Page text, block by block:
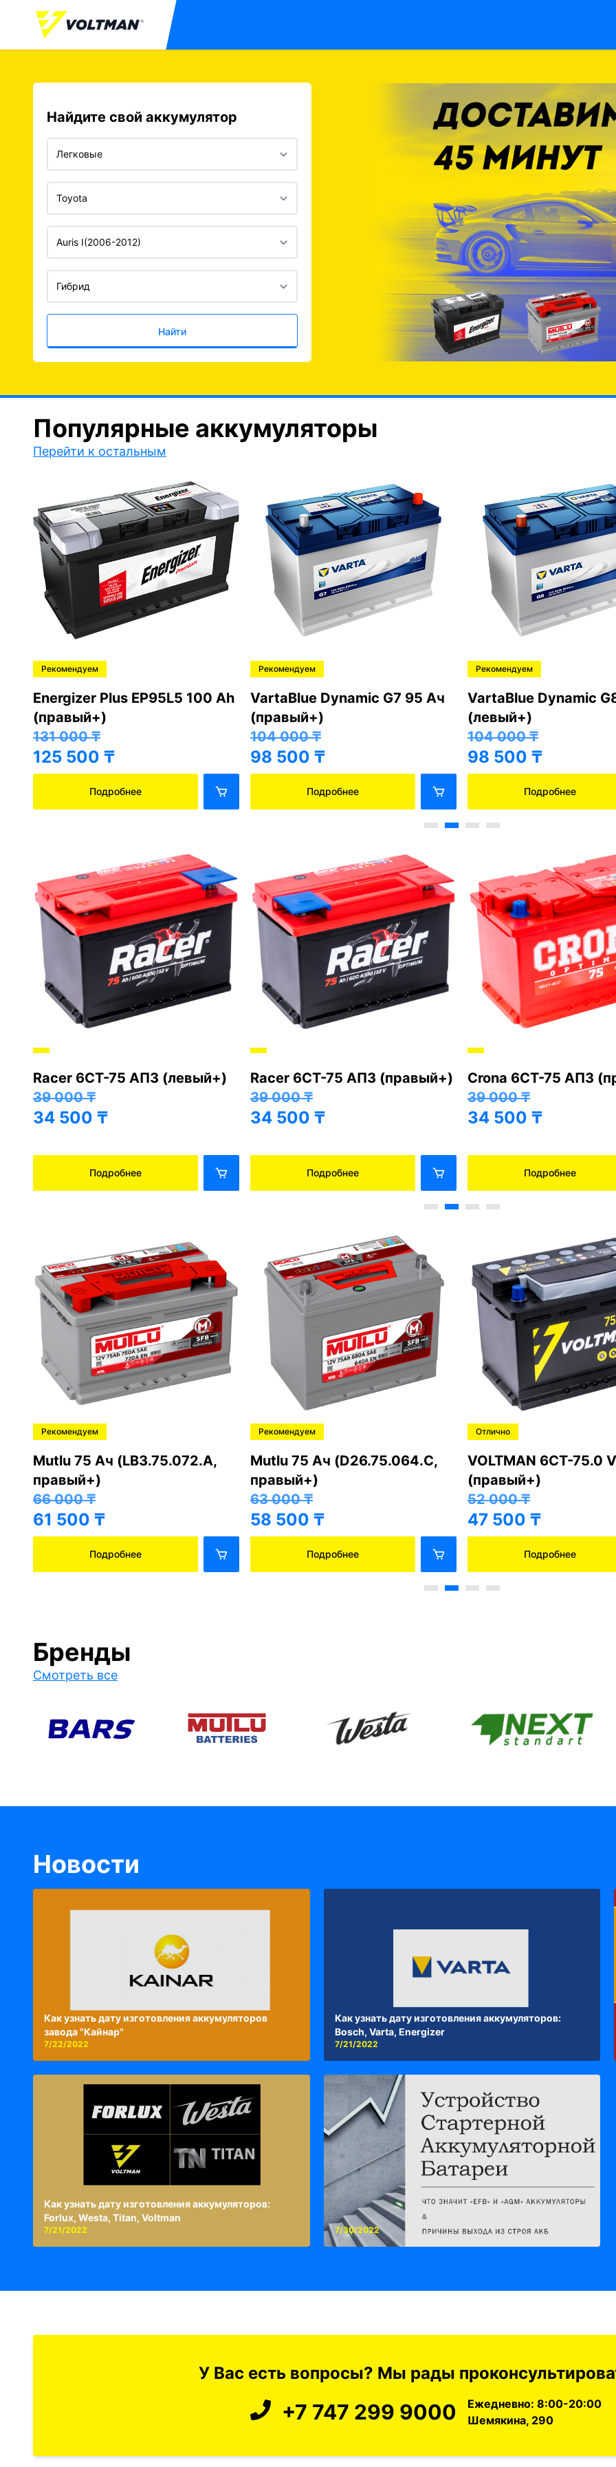
Найдите свой аккумулятор
Найти
Популярные аккумуляторы
Перейти к остальным
Рекомендуем
Energizer Plus EP95L5 100 Ah
(правый+)
131 000₸
125 500 ₸
Подробнее
Рекомендуем
VartaBlue Dynamic G7 95 Ач
(правый+)
104 000₸
98 500 ₸
Подробнее
Рекомендуем
VartaBlue Dynamic
(левый+)
104 000₸
98 500 ₸
Подробнее
Racer 6СТ-75 АПЗ (левый+)
39 000₸
34 500 ₸
Подробнее
Racer 6СТ-75 АПЗ (правый+)
39 000₸
34 500 ₸
Подробнее
Crona 6СТ-75 АПЗ
39 000₸
34 500 ₸
Подробнее
Рекомендуем
Mutlu 75 Ач (LB3.75.072.A,
правый+)
66 000₸
61 500 ₸
Подробнее
Рекомендуем
Mutlu 75 Ач (D26.75.064.C,
правый+)
63 000₸
58 500 ₸
Подробнее
Отлично
VOLTMAN 6CT-75.0
(правый+)
52 000₸
47 500 ₸
Подробнее
Бренды
Смотреть все
Новости
Как узнать дату изготовления аккумуляторов
завода "Кайнар"
7/22/2022
Как узнать дату изготовления аккумуляторов:
Bosch, Varta, Energizer
7/21/2022
Как узнать дату изготовления аккумуляторов:
Forlux, Westa, Titan, Voltman
7/21/2022 7/30/2022
У Вас есть вопросы? Мы рады
+7 747 299 9000
Ежедневно: 8:00-20:00
Шемякина, 290